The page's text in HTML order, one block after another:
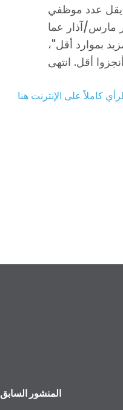
يقل عدد موظفي
المائة بحلول شهر مارس/آذار عما
المزيد بموارد أقل"،
المنشور السابق